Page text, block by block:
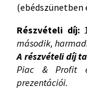
(ebédszünetben
Részvételi díj:
második,
A részvételi díj
Piac & Profit
prezentációi.